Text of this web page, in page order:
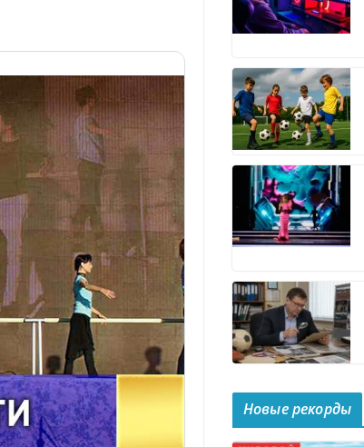
Новые рекорды